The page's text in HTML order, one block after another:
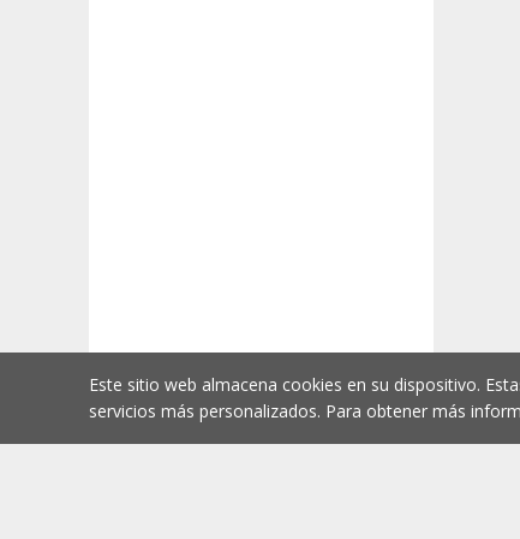
Este sitio web almacena cookies en su dispositivo.
servicios más personalizados. Para obtener más